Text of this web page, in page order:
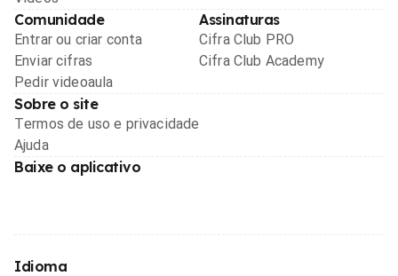
Comunidade
Entrar ou criar conta
Enviar cifras
Pedir videoaula
Assinaturas
Cifra Club PRO
Cifra Club Academy
Sobre o site
Termos de uso e privacidade
Ajuda
Baixe o aplicativo
Idioma